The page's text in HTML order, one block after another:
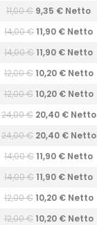
11,00 € 9,35 € Netto
14,00 € 11,90 € Netto
14,00 € 11,90 € Netto
12,00 € 10,20 € Netto
12,00 € 10,20 € Netto
24,00 € 20,40 € Netto
24,00 € 20,40 € Netto
14,00 € 11,90 € Netto
14,00 € 11,90 € Netto
12,00 € 10,20 € Netto
12,00 € 10,20 € Netto